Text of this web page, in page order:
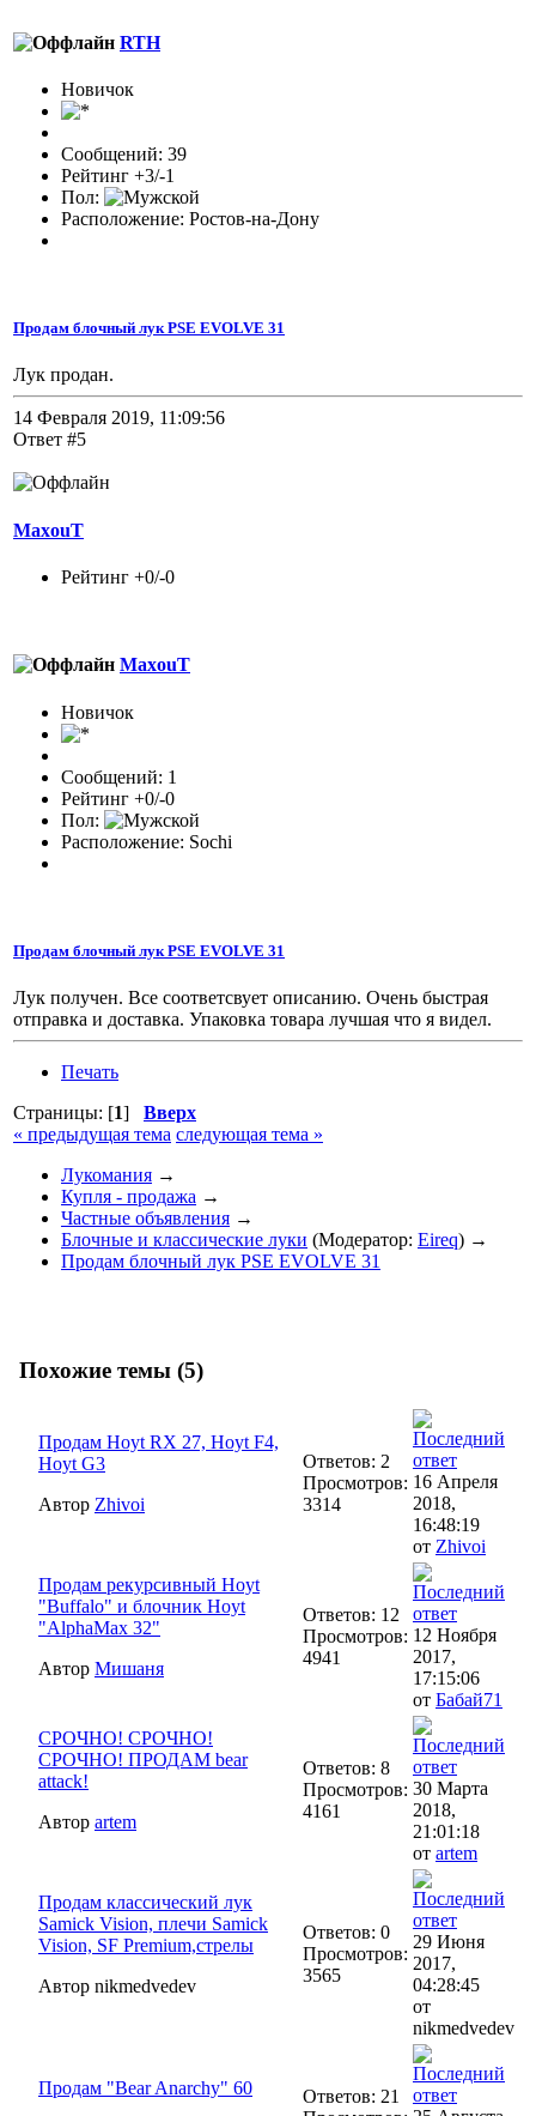
RTH
Новичок
Сообщений: 39
Рейтинг +3/-1
Пол:
Расположение: Ростов-на-Дону
Продам блочный лук PSE EVOLVE 31
Лук продан.
14 Февраля 2019, 11:09:56
Ответ #5
MaxouT
Рейтинг +0/-0
MaxouT
Новичок
Сообщений: 1
Рейтинг +0/-0
Пол:
Расположение: Sochi
Продам блочный лук PSE EVOLVE 31
Лук получен. Все соответсвует описанию. Очень быстрая
отправка и доставка. Упаковка товара лучшая что я видел.
Печать
Страницы: [1] Вверх
« предыдущая тема следующая тема »
Лукомания →
Купля - продажа →
Частные объявления →
Блочные и классические луки (Модератор: Eireq) →
Продам блочный лук PSE EVOLVE 31
Похожие темы (5)
Продам Hoyt RX 27, Hoyt F4,
Hoyt G3
Автор Zhivoi
Ответов: 2
Просмотров:
3314
16 Апреля
2018,
16:48:19
от Zhivoi
Продам рекурсивный Hoyt
"Buffalo" и блочник Hoyt
"AlphaMax 32"
Автор Мишаня
Ответов: 12
Просмотров:
4941
12 Ноября
2017,
17:15:06
от Бабай71
СРОЧНО! СРОЧНО!
СРОЧНО! ПРОДАМ bear
attack!
Автор artem
Ответов: 8
Просмотров:
4161
30 Марта
2018,
21:01:18
от artem
Продам классический лук
Samick Vision, плечи Samick
Vision, SF Premium,стрелы
Автор nikmedvedev
Ответов: 0
Просмотров:
3565
29 Июня
2017,
04:28:45
от
nikmedvedev
Продам "Bear Anarchy" 60
Ответов: 21